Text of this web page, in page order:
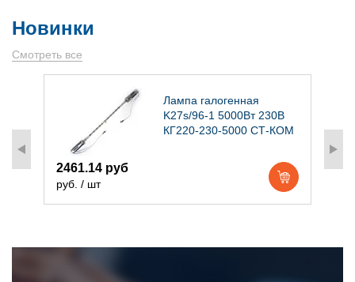
Новинки
Смотреть все
Лампа галогенная
K27s/96-1 5000Вт 230В
КГ220-230-5000 СТ-КОМ
2461.14 руб
руб. / шт